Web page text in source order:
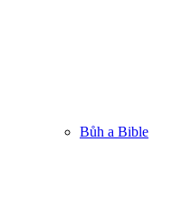
Bůh a Bible